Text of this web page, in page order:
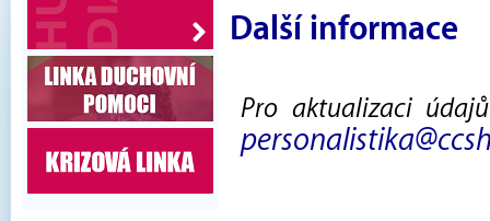
Další informace
Pro aktualizaci